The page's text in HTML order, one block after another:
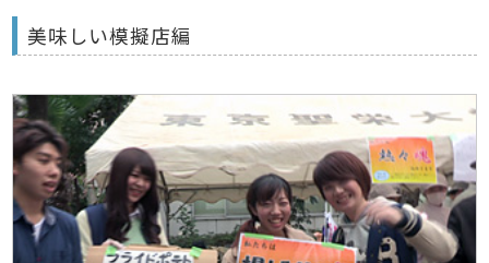
美味しい模擬店編